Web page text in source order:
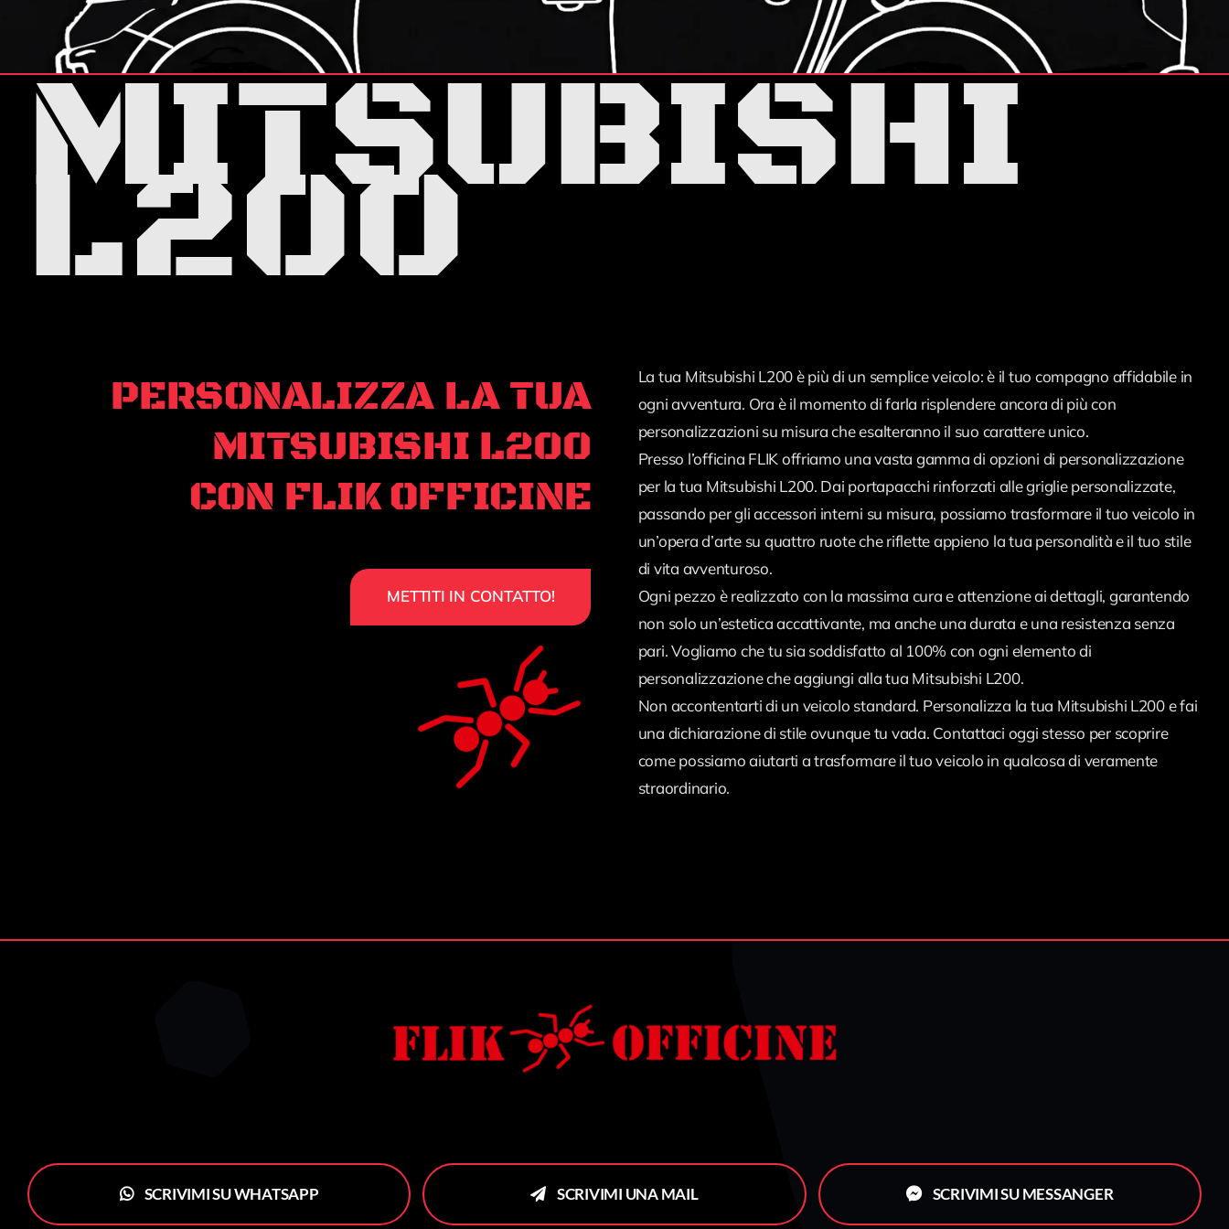
MITSUBISHI
L200
PERSONALIZZA LA TUA
MITSUBISHI L200
CON FLIK OFFICINE
METTITI IN CONTATTO!
La tua Mitsubishi L200 è più di un semplice veicolo: è il tuo compagno affidabile in
ogni avventura. Ora è il momento di farla risplendere ancora di più con
personalizzazioni su misura che esalteranno il suo carattere unico.
Presso l’officina FLIK offriamo una vasta gamma di opzioni di personalizzazione
per la tua Mitsubishi L200. Dai portapacchi rinforzati alle griglie personalizzate,
passando per gli accessori interni su misura, possiamo trasformare il tuo veicolo in
un’opera d’arte su quattro ruote che riflette appieno la tua personalità e il tuo stile
di vita avventuroso.
Ogni pezzo è realizzato con la massima cura e attenzione ai dettagli, garantendo
non solo un’estetica accattivante, ma anche una durata e una resistenza senza
pari. Vogliamo che tu sia soddisfatto al 100% con ogni elemento di
personalizzazione che aggiungi alla tua Mitsubishi L200.
Non accontentarti di un veicolo standard. Personalizza la tua Mitsubishi L200 e fai
una dichiarazione di stile ovunque tu vada. Contattaci oggi stesso per scoprire
come possiamo aiutarti a trasformare il tuo veicolo in qualcosa di veramente
straordinario.
SCRIVIMI SU WHATSAPP SCRIVIMI UNA MAIL SCRIVIMI SU MESSANGER